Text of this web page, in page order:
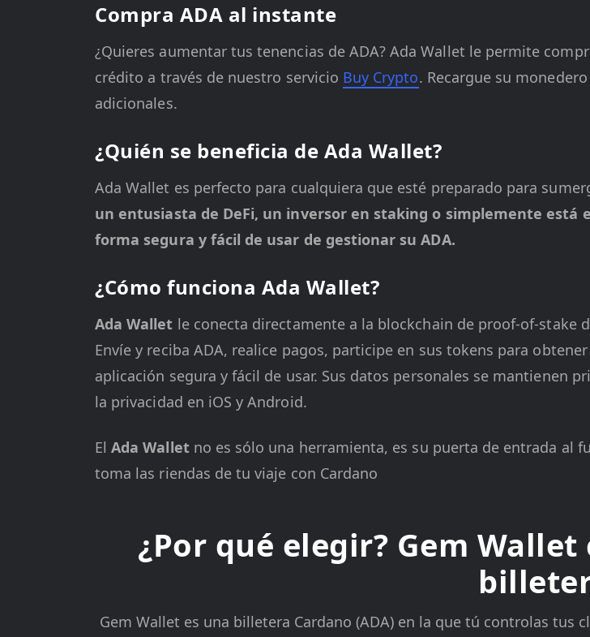
Compra ADA al instante
¿Quieres aumentar tus tenencias de ADA? Ada Wallet le permite
crédito a través de nuestro servicio Buy Crypto. Recargue su
adicionales.
¿Quién se beneficia de Ada Wallet?
Ada Wallet es perfecto para cualquiera que esté preparado para
un entusiasta de DeFi, un inversor en staking o simplemente está
forma segura y fácil de usar de gestionar su ADA.
¿Cómo funciona Ada Wallet?
Ada Wallet le conecta directamente a la blockchain de proof-of-stake
Envíe y reciba ADA, realice pagos, participe en sus tokens para
aplicación segura y fácil de usar. Sus datos personales se mantienen
la privacidad en iOS y Android.
ElAda Walletno es sólo una herramienta, es su puerta de entrada al
toma las riendas de tu viaje con Cardano
¿Por qué elegir? Gem
Gem Wallet es una billetera Cardano (ADA) en la que tú controlas